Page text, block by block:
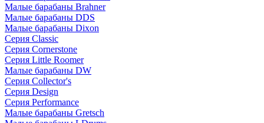
Малые барабаны Brahner
Малые барабаны DDS
Малые барабаны Dixon
Серия Classic
Серия Cornerstone
Серия Little Roomer
Малые барабаны DW
Серия Collector's
Серия Design
Серия Performance
Малые барабаны Gretsch